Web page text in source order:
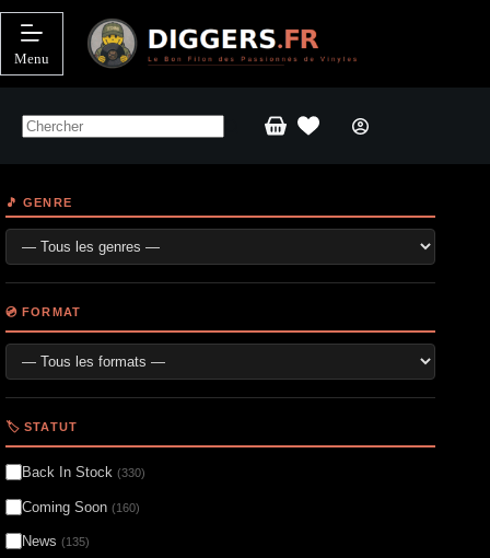
Passer
contenu
Menu
Panier
🎵 GENRE
💿 FORMAT
🏷️ STATUT
Back In Stock (330)
Coming Soon (160)
News (135)